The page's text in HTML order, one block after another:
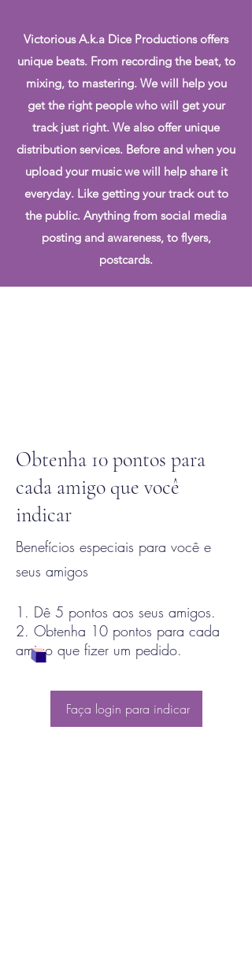
Victorious A.k.a Dice Productions offers
unique beats. From recording the beat, to
mixing, to mastering. We will help you
get the right people who will get your
track just right. We also offer unique
distribution services. Before and when you
upload your music we will help share it
everyday. Like getting your track out to
the public. Anything from social media
posting and awareness, to flyers,
postcards.
Obtenha 10 pontos para
cada amigo que você
indicar
Benefícios especiais para você e
seus amigos
Dê 5 pontos aos seus amigos.
Obtenha 10 pontos para cada
amigo que fizer um pedido.
Faça login para indicar